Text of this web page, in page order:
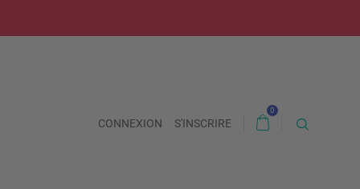
CONNEXION S'INSCRIRE
0